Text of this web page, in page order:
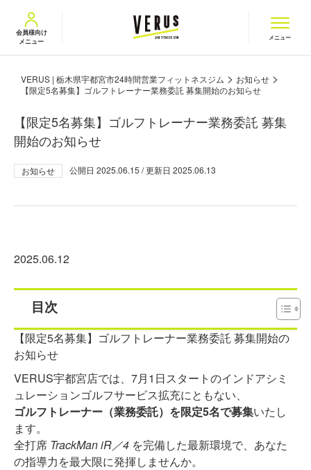
VERUS ヴェルス
会員様向け
メニュー
メニュー
VERUS | 栃木県宇都宮市24時間営業フィットネスジム > お知らせ >
【限定5名募集】ゴルフトレーナー業務委託 募集開始のお知らせ
【限定5名募集】ゴルフトレーナー業務委託 募集
開始のお知らせ
お知らせ 公開日 2025.06.15 / 更新日 2025.06.13
2025.06.12
目次
【限定5名募集】ゴルフトレーナー業務委託 募集開始の
お知らせ
VERUS宇都宮店では、7月1日スタートのインドアシミ
ュレーションゴルフサービス拡充にともない、
ゴルフトレーナー（業務委託）を限定5名で募集いたし
ます。
全打席 TrackMan iR／4 を完備した最新環境で、あなた
の指導力を最大限に発揮しませんか。